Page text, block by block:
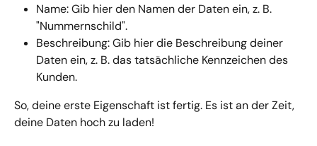
Name: Gib hier den Namen der Daten ein, z. B.
"Nummernschild".
Beschreibung: Gib hier die Beschreibung deiner
Daten ein, z. B. das tatsächliche Kennzeichen des
Kunden.
So, deine erste Eigenschaft ist fertig. Es ist an der Zeit,
deine Daten hoch zu laden!